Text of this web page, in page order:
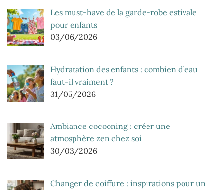
Les must-have de la garde-robe estivale
pour enfants
03/06/2026
Hydratation des enfants : combien d’eau
faut-il vraiment ?
31/05/2026
Ambiance cocooning : créer une
atmosphère zen chez soi
30/03/2026
Changer de coiffure : inspirations pour un